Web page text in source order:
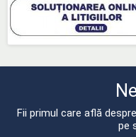
Fii primul care află
pe